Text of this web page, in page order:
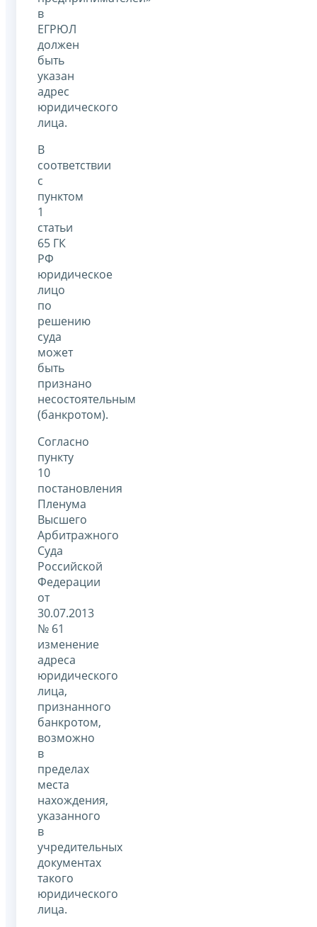
в
ЕГРЮЛ
должен
быть
указан
адрес
юридического
лица.
В
соответствии
с
пунктом
1
статьи
65 ГК
РФ
юридическое
лицо
по
решению
суда
может
быть
признано
несостоятельным
(банкротом).
Согласно
пункту
10
постановления
Пленума
Высшего
Арбитражного
Суда
Российской
Федерации
от
30.07.2013
№ 61
изменение
адреса
юридического
лица,
признанного
банкротом,
возможно
в
пределах
места
нахождения,
указанного
в
учредительных
документах
такого
юридического
лица.